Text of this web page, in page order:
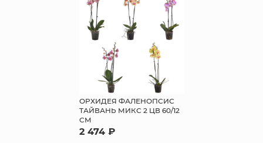
ОРХИДЕЯ ФАЛЕНОПСИС
ТАЙВАНЬ МИКС 2 ЦВ 60/12
СМ
2 474 ₽